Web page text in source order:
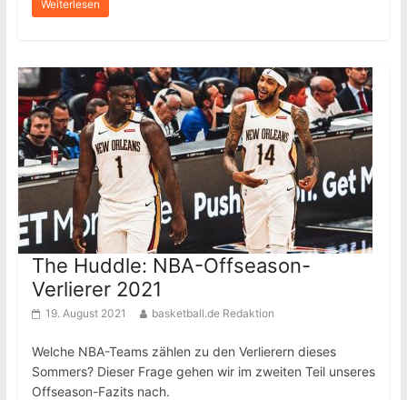
Weiterlesen
The Huddle: NBA-Offseason-
Verlierer 2021
19. August 2021 basketball.de Redaktion
Welche NBA-Teams zählen zu den Verlierern dieses
Sommers? Dieser Frage gehen wir im zweiten Teil unseres
Offseason-Fazits nach.